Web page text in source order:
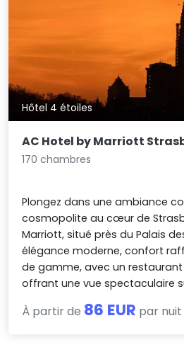
Hôtel 4 étoiles
AC Hotel by Marriott
170 chambres
Plongez dans une ambiance
cosmopolite au cœur de
Marriott, situé près du Palais
élégance moderne, confort
de gamme, avec un
offrant une vue spectaculaire
À partir de 86 EUR par nuit